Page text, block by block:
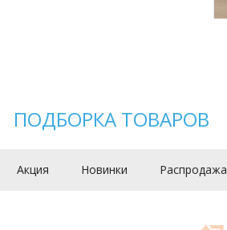
ПОДБОРКА ТОВАРОВ
Акция Новинки Распродажа